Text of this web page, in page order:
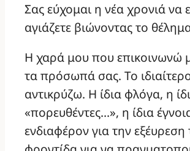
Σας εύχομαι η νέα χρονιά να
αγιάζετε βιώνοντας το
Η χαρά μου που επικοινωνώ
τα πρόσωπά σας. Το
αντικρύζω. Η ίδια φλόγα, η
«πορευθέντες…», η ίδια
ενδιαφέρον για την